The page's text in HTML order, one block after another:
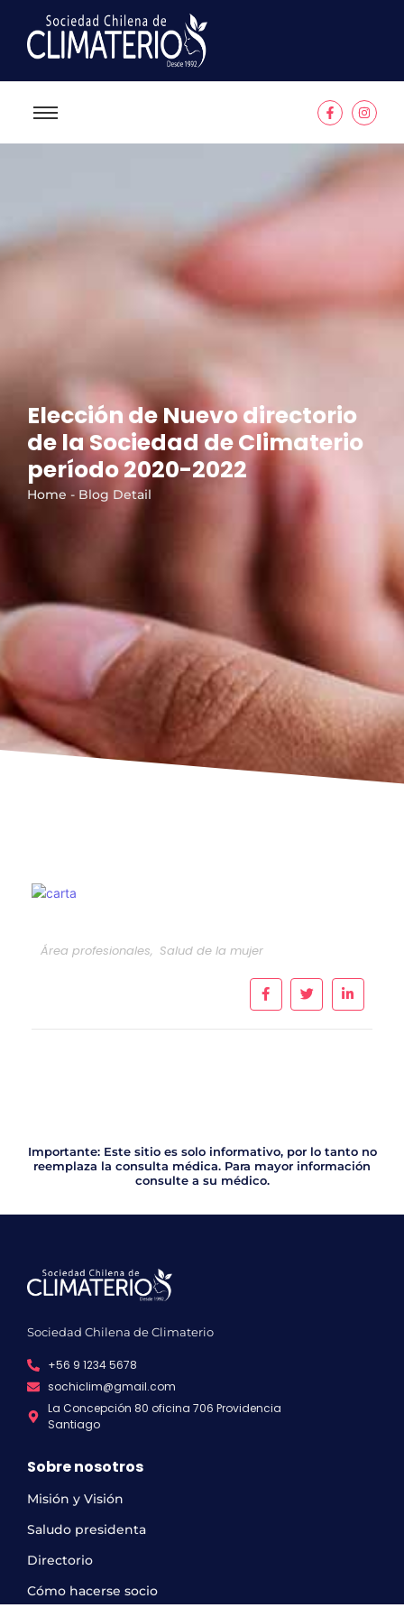
Elección de Nuevo directorio
de la Sociedad de Climaterio
período 2020-2022
Home - Blog Detail
Área profesionales, Salud de la mujer
Importante: Este sitio es solo informativo, por lo tanto no
reemplaza la consulta médica. Para mayor información
consulte a su médico.
Sociedad Chilena de Climaterio
+56 9 1234 5678
sochiclim@gmail.com
La Concepción 80 oficina 706 Providencia
Santiago
Sobre nosotros
Misión y Visión
Saludo presidenta
Directorio
Cómo hacerse socio